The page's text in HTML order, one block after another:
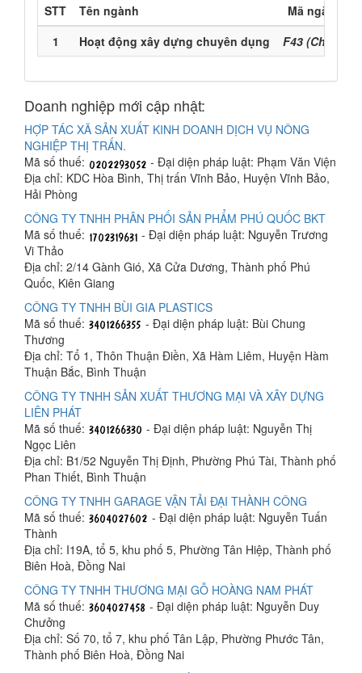
STT Tên ngành
Mã ngành
1
Hoạt động xây dựng chuyên dụng F43 (Chính)
Doanh nghiệp mới cập nhật:
HỢP TÁC XÃ SẢN XUẤT KINH DOANH DỊCH VỤ NÔNG
NGHIỆP THỊ TRẤN.
Mã số thuế:
- Đại diện pháp luật: Phạm Văn Viện
Địa chỉ: KDC Hòa Bình, Thị trấn Vĩnh Bảo, Huyện Vĩnh Bảo,
Hải Phòng
CÔNG TY TNHH PHÂN PHỐI SẢN PHẨM PHÚ QUỐC BKT
Mã số thuế:
- Đại diện pháp luật: Nguyễn Trương
Vi Thảo
Địa chỉ: 2/14 Gành Gió, Xã Cửa Dương, Thành phố Phú
Quốc, Kiên Giang
CÔNG TY TNHH BÙI GIA PLASTICS
Mã số thuế:
- Đại diện pháp luật: Bùi Chung
Thương
Địa chỉ: Tổ 1, Thôn Thuận Điền, Xã Hàm Liêm, Huyện Hàm
Thuận Bắc, Bình Thuận
CÔNG TY TNHH SẢN XUẤT THƯƠNG MẠI VÀ XÂY DỰNG
LIÊN PHÁT
Mã số thuế:
- Đại diện pháp luật: Nguyễn Thị
Ngọc Liên
Địa chỉ: B1/52 Nguyễn Thị Định, Phường Phú Tài, Thành phố
Phan Thiết, Bình Thuận
CÔNG TY TNHH GARAGE VẬN TẢI ĐẠI THÀNH CÔNG
Mã số thuế:
- Đại diện pháp luật: Nguyễn Tuấn
Thành
Địa chỉ: I19A, tổ 5, khu phố 5, Phường Tân Hiệp, Thành phố
Biên Hoà, Đồng Nai
CÔNG TY TNHH THƯƠNG MẠI GỖ HOÀNG NAM PHÁT
Mã số thuế:
- Đại diện pháp luật: Nguyễn Duy
Chưởng
Địa chỉ: Số 70, tổ 7, khu phố Tân Lập, Phường Phước Tân,
Thành phố Biên Hoà, Đồng Nai